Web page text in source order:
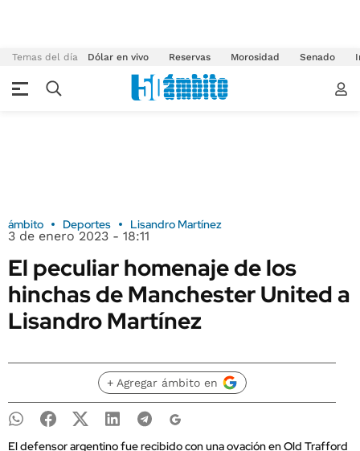
Temas del día Dólar en vivo Reservas Morosidad Senado
ámbito Deportes Lisandro Martínez
3 de enero 2023 - 18:11
El peculiar homenaje de los
hinchas de Manchester United a
Lisandro Martínez
+ Agregar ámbito en
El defensor argentino fue recibido con una ovación en Old Trafford